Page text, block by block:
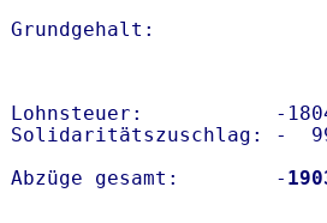
Lohnsteuer:           -
Solidaritätszuschlag: -
Abzüge gesamt:        -